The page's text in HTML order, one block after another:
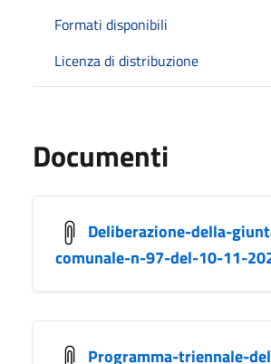
Formati disponibili
Licenza di distribuzione
Documenti
Deliberazione-della-
comunale-n-97-del-10-11-
Programma-triennale-